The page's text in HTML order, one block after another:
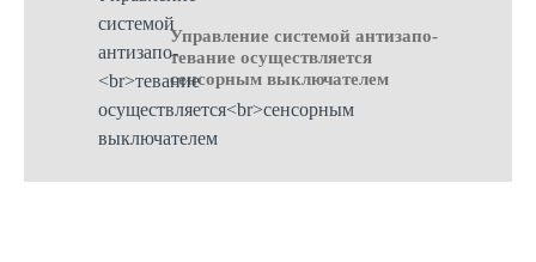
Управление системой антизапо-
тевание осуществляется
сенсорным выключателем